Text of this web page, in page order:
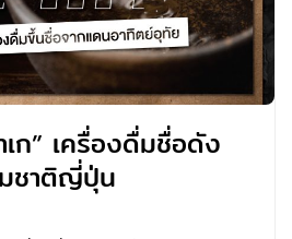
ก” เครื่องดื่มชื่อดัง
ชาติญี่ปุ่น